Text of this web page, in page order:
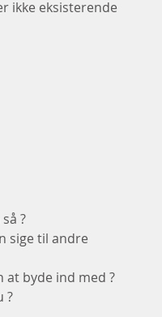
ikke eksisterende
?
sige til andre
at byde ind med ?
?